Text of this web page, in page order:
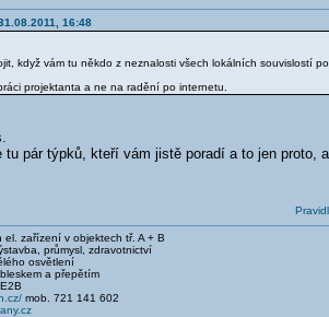
16:48
když vám tu někdo z neznalosti všech lokálních souvislostí
projektanta a ne na radění po internetu.
tu pár týpků, kteří vám jistě poradí a to jen
el. zařízení v objektech tř. A + B
průmysl, zdravotnictví
osvětlení
a přepětím
mob. 721 141 602